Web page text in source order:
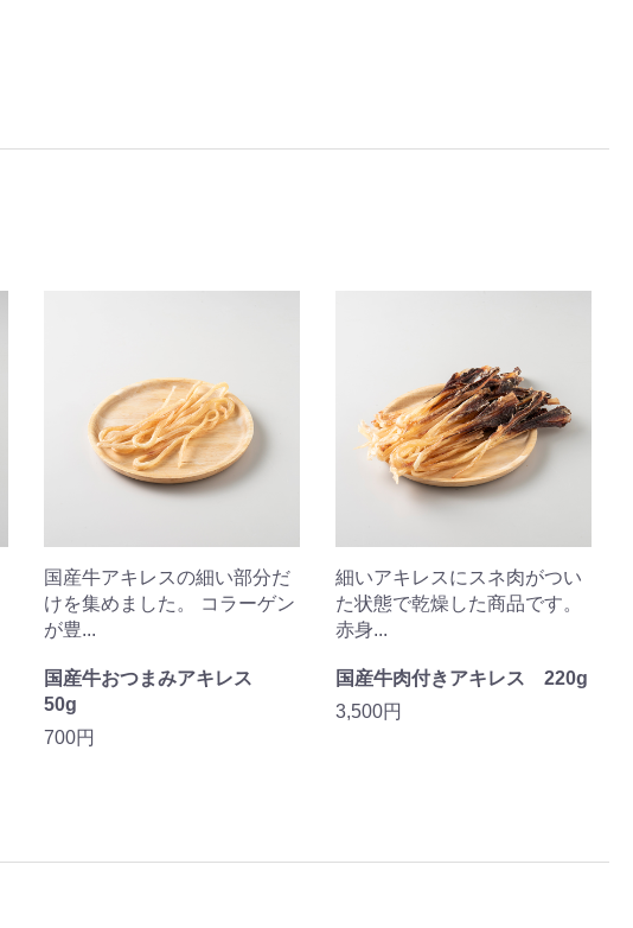
国産牛アキレスの細い部分だ
けを集めました。 コラーゲン
が豊...
国産牛おつまみアキレス
50g
700円
細いアキレスにスネ肉がつい
た状態で乾燥した商品です。
赤身...
国産牛肉付きアキレス 220g
3,500円